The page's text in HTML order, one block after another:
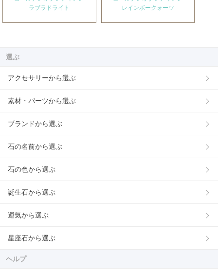
ラブラドライト
レインボークォーツ
選ぶ
アクセサリーから選ぶ
素材・パーツから選ぶ
ブランドから選ぶ
石の名前から選ぶ
石の色から選ぶ
誕生石から選ぶ
運気から選ぶ
星座石から選ぶ
ヘルプ